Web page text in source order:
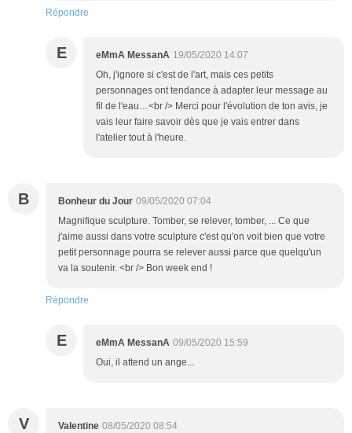
Répondre
E eMmA MessanA 19/05/2020 14:07
Oh, j'ignore si c'est de l'art, mais ces petits
personnages ont tendance à adapter leur message au
fil de l'eau…<br /> Merci pour l'évolution de ton avis, je
vais leur faire savoir dès que je vais entrer dans
l'atelier tout à l'heure.
B Bonheur du Jour 09/05/2020 07:04
Magnifique sculpture. Tomber, se relever, tomber, ... Ce que
j'aime aussi dans votre sculpture c'est qu'on voit bien que votre
petit personnage pourra se relever aussi parce que quelqu'un
va la soutenir. <br /> Bon week end !
Répondre
E eMmA MessanA 09/05/2020 15:59
Oui, il attend un ange...
V Valentine 08/05/2020 08:54